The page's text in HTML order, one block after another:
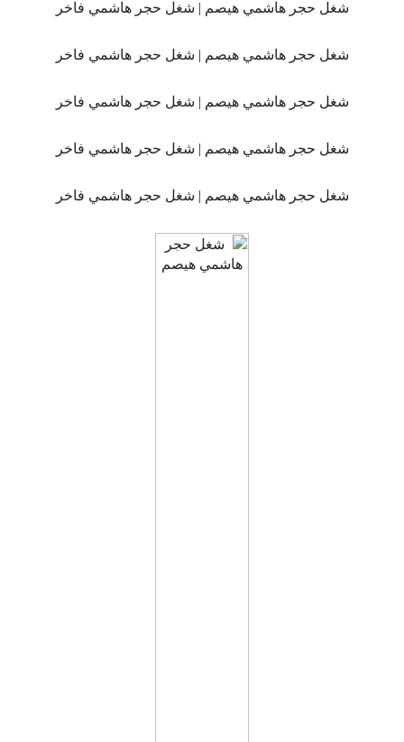
شغل حجر هاشمي هيصم | شغل حجر هاشمي فاخر
شغل حجر هاشمي هيصم | شغل حجر هاشمي فاخر
شغل حجر هاشمي هيصم | شغل حجر هاشمي فاخر
شغل حجر هاشمي هيصم | شغل حجر هاشمي فاخر
شغل حجر هاشمي هيصم | شغل حجر هاشمي فاخر